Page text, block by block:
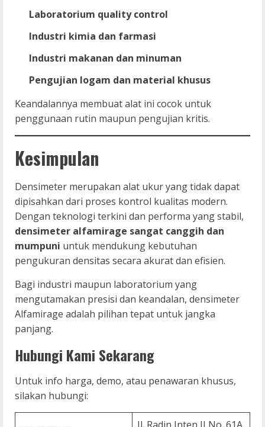
Laboratorium quality control
Industri kimia dan farmasi
Industri makanan dan minuman
Pengujian logam dan material khusus
Keandalannya membuat alat ini cocok untuk
penggunaan rutin maupun pengujian kritis.
Kesimpulan
Densimeter merupakan alat ukur yang tidak dapat
dipisahkan dari proses kontrol kualitas modern.
Dengan teknologi terkini dan performa yang stabil,
densimeter alfamirage sangat canggih dan
mumpuni untuk mendukung kebutuhan
pengukuran densitas secara akurat dan efisien.
Bagi industri maupun laboratorium yang
mengutamakan presisi dan keandalan, densimeter
Alfamirage adalah pilihan tepat untuk jangka
panjang.
Hubungi Kami Sekarang
Untuk info harga, demo, atau penawaran khusus,
silakan hubungi: